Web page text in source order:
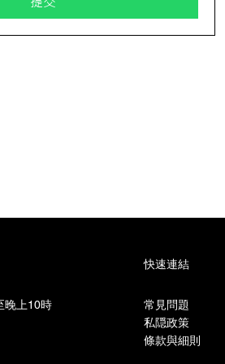
晚上10時​
快速連結
常見問題
私隠政策
條款與細則